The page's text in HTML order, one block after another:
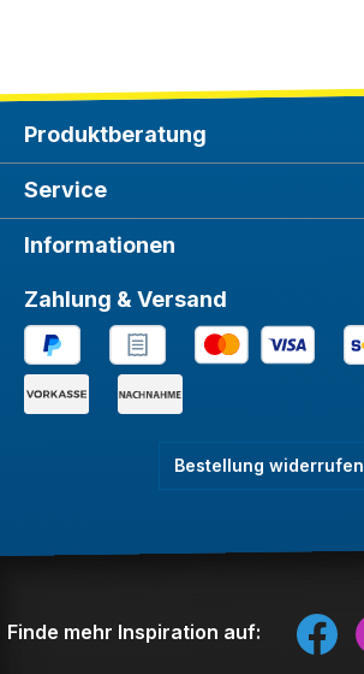
Produktberatung
Service
Informationen
Zahlung & Versand
Bestellung widerrufen
Finde mehr Inspiration auf: